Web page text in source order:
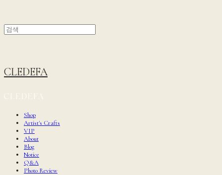
CLEDEFA
Shop
Artist's Crafts
VIP
About
Blog
Notice
Q&A
Photo Review